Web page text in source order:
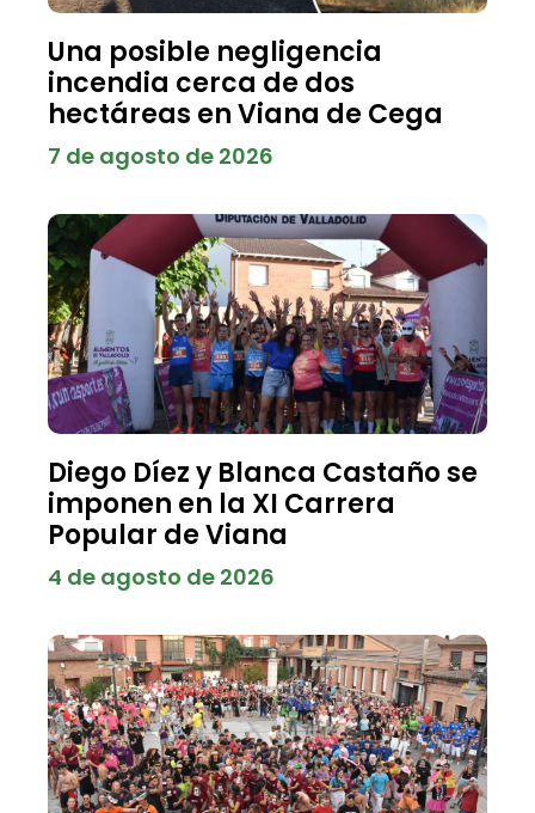
Una posible negligencia
incendia cerca de dos
hectáreas en Viana de Cega
7 de agosto de 2026
Diego Díez y Blanca Castaño se
imponen en la XI Carrera
Popular de Viana
4 de agosto de 2026